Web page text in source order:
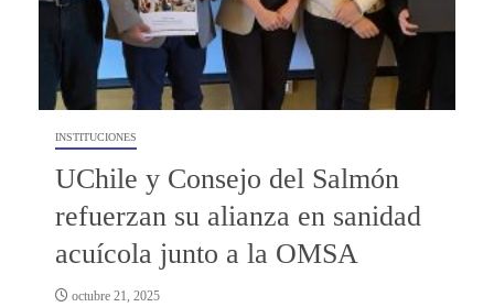
INSTITUCIONES
UChile y Consejo del Salmón
refuerzan su alianza en sanidad
acuícola junto a la OMSA
octubre 21, 2025